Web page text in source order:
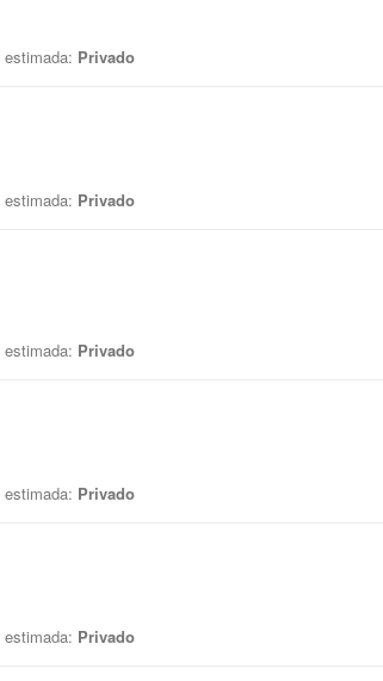
estimada: Privado
estimada: Privado
estimada: Privado
estimada: Privado
estimada: Privado